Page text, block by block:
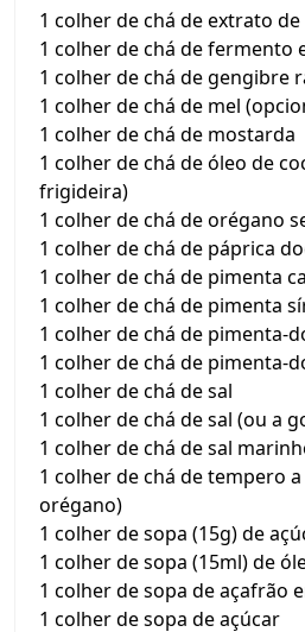
1 colher de chá de extrato
1 colher de chá de fermento
1 colher de chá de gengibre
1 colher de chá de mel
1 colher de chá de mostarda
1 colher de chá de óleo de
frigideira)
1 colher de chá de orégano
1 colher de chá de páprica
1 colher de chá de pimenta
1 colher de chá de pimenta
1 colher de chá de pimenta-
1 colher de chá de pimenta-
1 colher de chá de sal
1 colher de chá de sal (ou a
1 colher de chá de sal
1 colher de chá de tempero
orégano)
1 colher de sopa (15g) de
1 colher de sopa (15ml) de
1 colher de sopa de açafrão
1 colher de sopa de açúcar